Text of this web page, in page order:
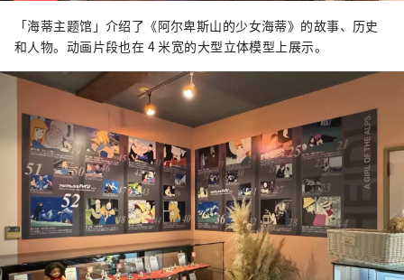
「海蒂主题馆」介绍了《阿尔卑斯山的少女海蒂》的故事、历史
和人物。动画片段也在 4 米宽的大型立体模型上展示。